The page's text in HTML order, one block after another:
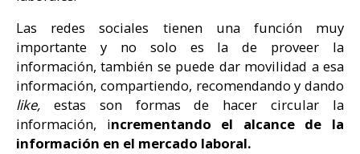
Las redes sociales tienen una función muy
importante y no solo es la de proveer la
información, también se puede dar movilidad a esa
información, compartiendo, recomendando y dando
like, estas son formas de hacer circular la
información, incrementando el alcance de la
información en el mercado laboral.